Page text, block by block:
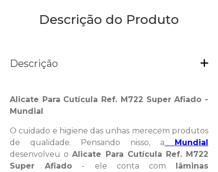
Descrição do Produto
Descrição
Alicate Para Cutícula Ref. M722 Super Afiado -
Mundial
O cuidado e higiene das unhas merecem produtos
de qualidade. Pensando nisso, a
Mundial
desenvolveu oAlicate Para Cutícula Ref. M722
Super Afiado - ele conta com lâminas